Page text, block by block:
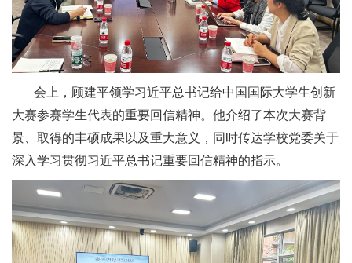
会上，顾建平领学习近平总书记给中国国际大学生创新
大赛参赛学生代表的重要回信精神。他介绍了本次大赛背
景、取得的丰硕成果以及重大意义，同时传达学校党委关于
深入学习贯彻习近平总书记重要回信精神的指示。